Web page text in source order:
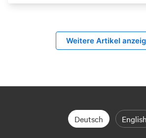
Weitere Artikel
Deutsch English